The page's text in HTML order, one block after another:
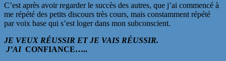
C’est après avoir regarder le succès des autres, que j’ai commencé à
me répété des petits discours très cours, mais constamment répété
par voix base qui s’est loger dans mon subconscient.
JE VEUX RÉUSSIR ET JE VAIS RÉUSSIR.
J’AI CONFIANCE…..